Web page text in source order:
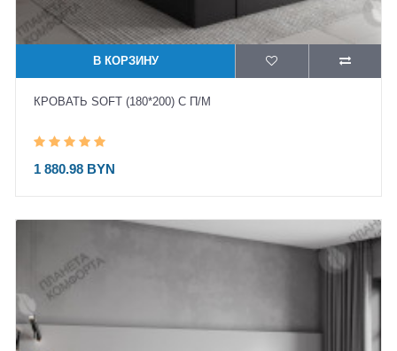
В КОРЗИНУ
КРОВАТЬ SOFT (180*200) С П/М
1 880.98 BYN